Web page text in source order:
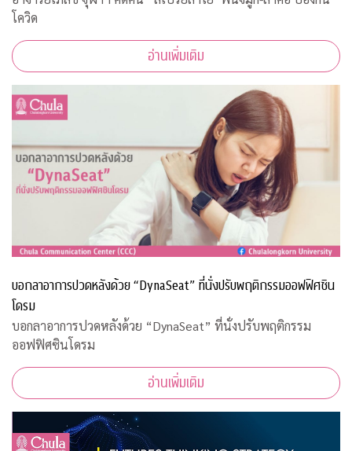
โควิด
อ่านเพิ่มเติม
บอกลาอาการปวดหลังด้วย “DynaSeat” ที่นั่งปรับพฤติกรรมออฟฟิศซิน
โดรม
บอกลาอาการปวดหลังด้วย “DynaSeat” ที่นั่งปรับพฤติกรรม
ออฟฟิศซินโดรม
อ่านเพิ่มเติม